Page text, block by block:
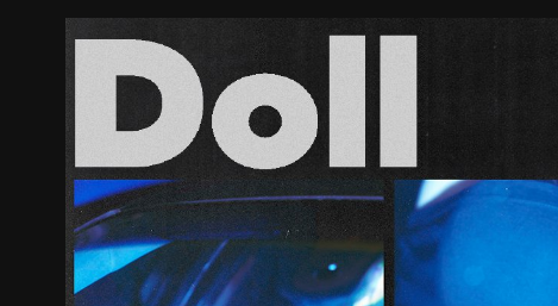
預告 劇照 推薦影片 劇情介紹